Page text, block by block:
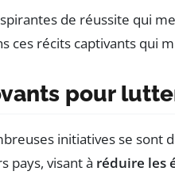
pour
initiatives se
pays, visant à réduire les